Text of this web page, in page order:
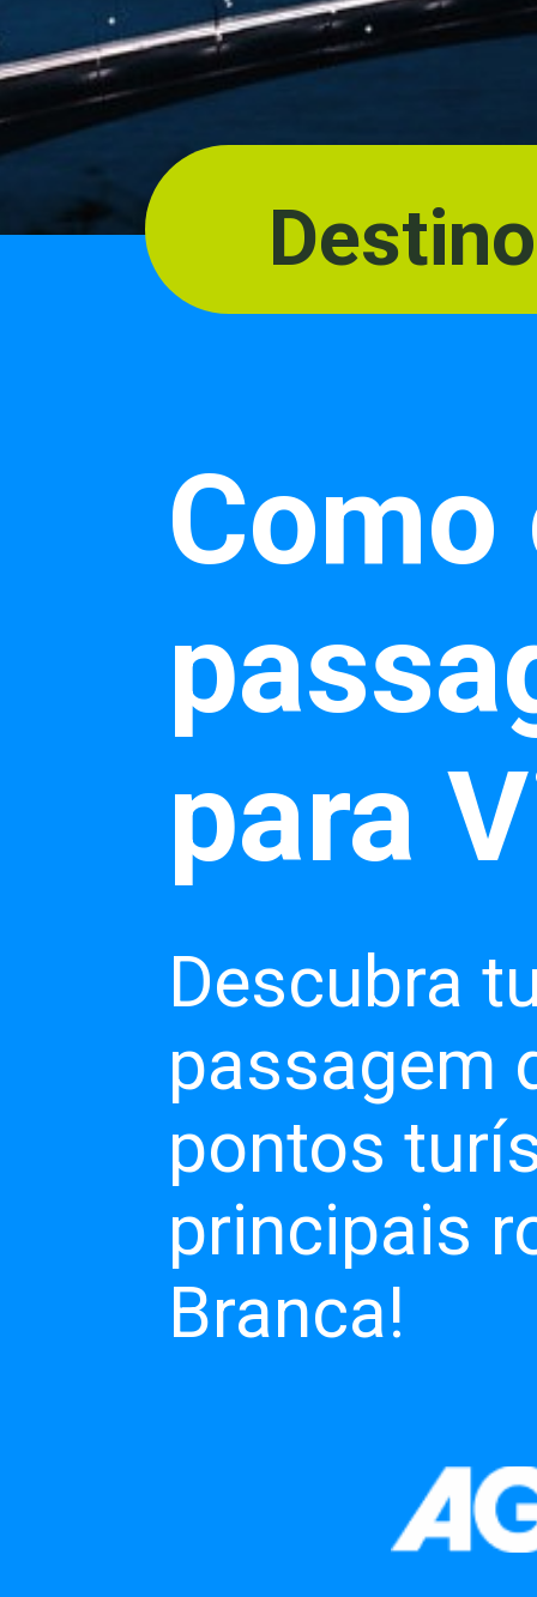
para
Descubra
passagem
pontos
principais
Branca!